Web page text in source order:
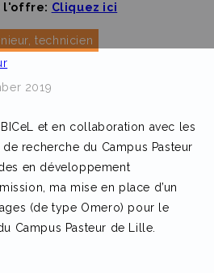
l'offre: Cliquez ici
technicien
2019
et en collaboration avec les
recherche du Campus Pasteur
en développement
ma mise en place d’un
(de type Omero) pour le
Campus Pasteur de Lille.